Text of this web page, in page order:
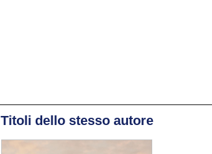
Titoli dello stesso autore